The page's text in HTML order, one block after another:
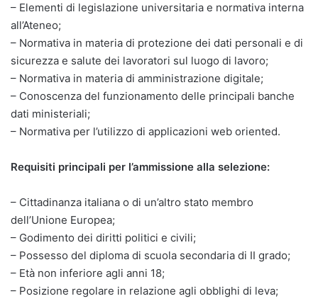
– Elementi di legislazione universitaria e normativa interna
all’Ateneo;
– Normativa in materia di protezione dei dati personali e di
sicurezza e salute dei lavoratori sul luogo di lavoro;
– Normativa in materia di amministrazione digitale;
– Conoscenza del funzionamento delle principali banche
dati ministeriali;
– Normativa per l’utilizzo di applicazioni web oriented.
Requisiti principali per l’ammissione alla selezione:
– Cittadinanza italiana o di un’altro stato membro
dell’Unione Europea;
– Godimento dei diritti politici e civili;
– Possesso del diploma di scuola secondaria di II grado;
– Età non inferiore agli anni 18;
– Posizione regolare in relazione agli obblighi di leva;